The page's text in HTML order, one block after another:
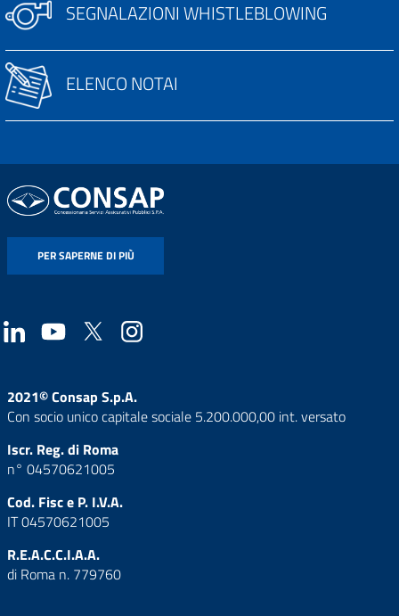
SEGNALAZIONI WHISTLEBLOWING
ELENCO NOTAI
PER SAPERNE DI PIÙ
2021© Consap S.p.A.
Con socio unico capitale sociale 5.200.000,00 int. versato
Iscr. Reg. di Roma
n° 04570621005
Cod. Fisc e P. I.V.A.
IT 04570621005
R.E.A.C.C.I.A.A.
di Roma n. 779760